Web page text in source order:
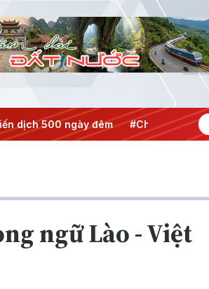
ngày đêm #Chống khai thác IUU
ngữ Lào - Việt